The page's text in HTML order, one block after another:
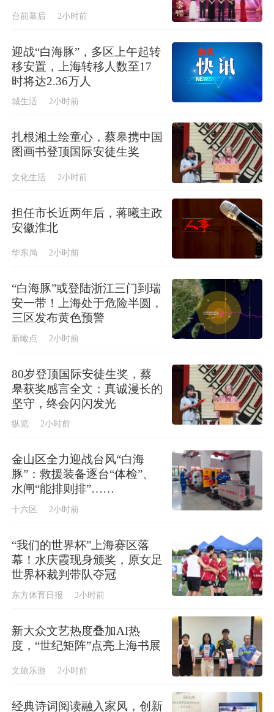
台前幕后 2小时前
迎战“白海豚”，多区上午起转
移安置，上海转移人数至17
时将达2.36万人
城生活 2小时前
扎根湘土绘童心，蔡皋携中国
图画书登顶国际安徒生奖
文化生活 2小时前
担任市长近两年后，蒋曦主政
安徽淮北
华东局 2小时前
“白海豚”或登陆浙江三门到瑞
安一带！上海处于危险半圆，
三区发布黄色预警
新瞰点 2小时前
80岁登顶国际安徒生奖，蔡
皋获奖感言全文：真诚漫长的
坚守，终会闪闪发光
纵览 2小时前
金山区全力迎战台风“白海
豚”：救援装备逐台“体检”、
水闸“能排则排”……
十六区 2小时前
“我们的世界杯”上海赛区落
幕！水庆霞现身颁奖，原女足
世界杯裁判带队夺冠
东方体育日报 2小时前
新大众文艺热度叠加AI热
度，“世纪矩阵”点亮上海书展
文旅乐游 2小时前
经典诗词阅读融入家风，创新